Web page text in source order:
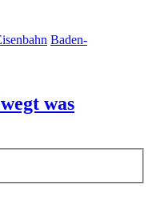
Baden-
was